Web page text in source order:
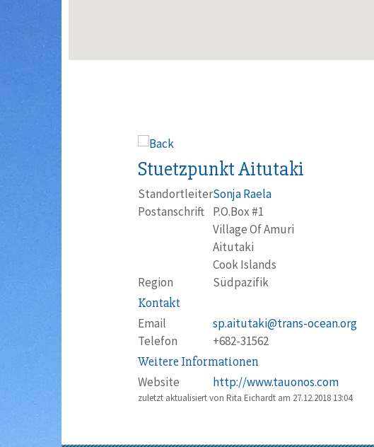
Stuetzpunkt Aitutaki
StandortleiterSonja Raela
Postanschrift
P.O.Box #1
Village Of Amuri
Aitutaki
Cook Islands
Region
Südpazifik
Kontakt
Email
sp.aitutaki@trans-ocean.org
Telefon
+682-31562
Weitere Informationen
Website
http://www.tauonos.com
zuletzt aktualisiert von Rita Eichardt am 27.12.2018 13:04